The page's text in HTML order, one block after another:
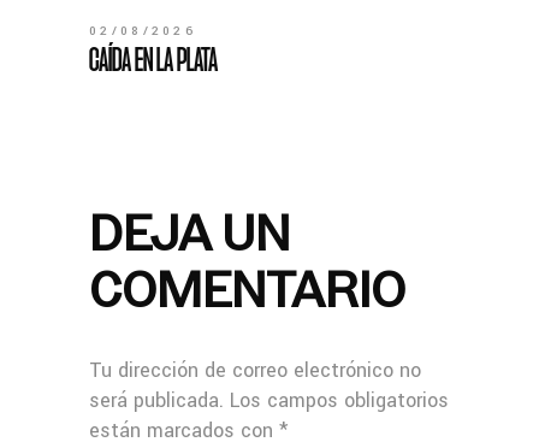
02/08/2026
CAÍDA EN LA PLATA
DEJA UN
COMENTARIO
Tu dirección de correo electrónico no
será publicada. Los campos obligatorios
están marcados con *